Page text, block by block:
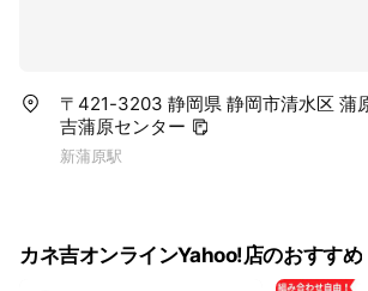
〒421-3203 静岡県 静岡市清水区 蒲
吉蒲原センター
新蒲原駅
カネ吉オンラインYahoo!店のおすすめ